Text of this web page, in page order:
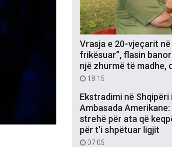
Vrasja e 20-vjeçarit
frikësuar”, flasin
një zhurmë të madhe,
18:15
Ekstradimi në Shqipëri
Ambasada
strehë për ata që
për t’i shpëtuar ligjit
07:05